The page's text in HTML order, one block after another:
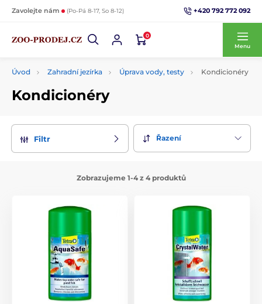
Zavolejte nám (Po-Pá 8-17, So 8-12) +420 792 772 092
0
Menu
Úvod Zahradní jezírka Úprava vody, testy Kondicionéry
Kondicionéry
Filtr Řazení
Zobrazujeme 1-4 z 4 produktů